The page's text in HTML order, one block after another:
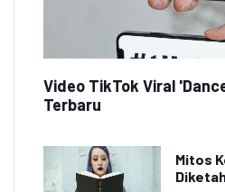
Video TikTok Viral
Terbaru
Mitos